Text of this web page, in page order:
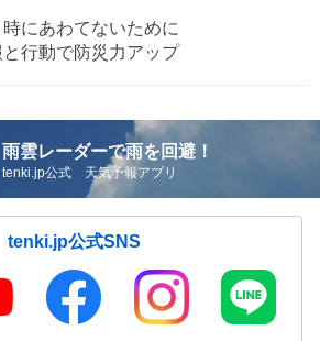
にあわてないために
行動で防災力アップ
雨雲レーダーで雨を回避！
tenki.jp公式 天気予報アプリ
tenki.jp公式SNS